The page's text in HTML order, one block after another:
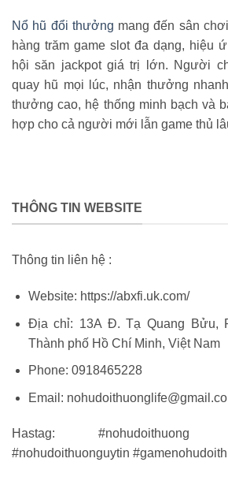
Nổ hũ đổi thưởng mang đến sân
hàng trăm game slot đa dạng, hiệu
hội săn jackpot giá trị lớn. Người
quay hũ mọi lúc, nhận thưởng
thưởng cao, hệ thống minh bạch và
hợp cho cả người mới lẫn game thủ
THÔNG TIN WEBSITE
Thông tin liên hệ :
Website: https://abxfi.uk.com/
Địa chỉ: 13A Đ. Tạ Quang Bửu,
Thành phố Hồ Chí Minh, Việt Nam
Phone: 0918465228
Email:
Hastag: #nohudoithuong
#nohudoithuonguytin